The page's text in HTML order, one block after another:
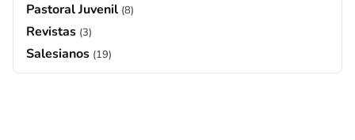
Pastoral Juvenil (8)
Revistas (3)
Salesianos (19)